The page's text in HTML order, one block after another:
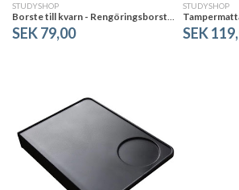
STUDYSHOP
Borste till kvarn - Rengöringsborste för espressomaskin
SEK 79,00
STUDYSHOP
SEK